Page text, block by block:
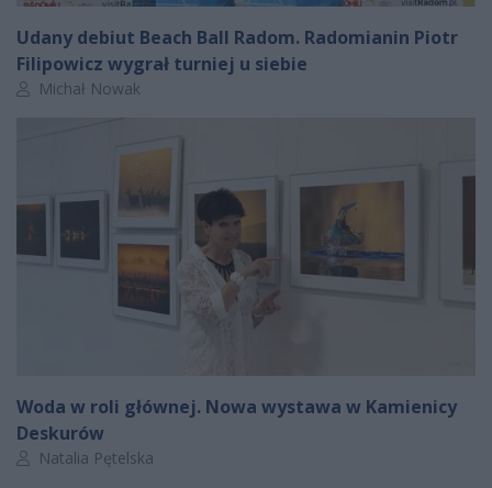
Udany debiut Beach Ball Radom. Radomianin Piotr
Filipowicz wygrał turniej u siebie
Autor artykułu:
Michał Nowak
Woda w roli głównej. Nowa wystawa w Kamienicy
Deskurów
Autor artykułu:
Natalia Pętelska